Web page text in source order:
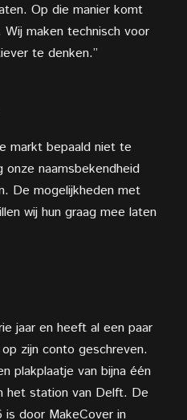
Op die manier komt
maken technisch voor
te denken.”
markt bepaald niet te
onze naamsbekendheid
De mogelijkheden met
wij hun graag mee laten
jaar en heeft al een paar
zijn conto geschreven.
plakplaatje van bijna één
het station van Delft. De
door MakeCover in